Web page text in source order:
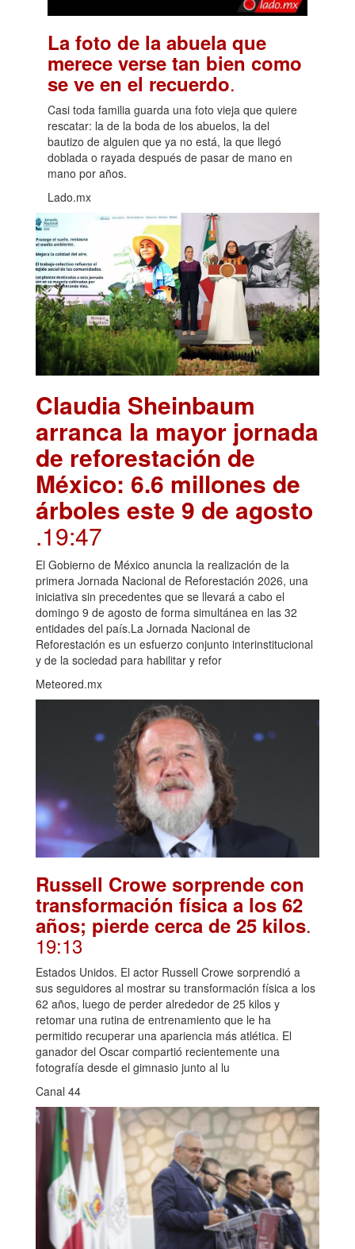
La foto de la abuela que
merece verse tan bien como
se ve en el recuerdo.
Casi toda familia guarda una foto vieja que quiere
rescatar: la de la boda de los abuelos, la del
bautizo de alguien que ya no está, la que llegó
doblada o rayada después de pasar de mano en
mano por años.
Lado.mx
Claudia Sheinbaum
arranca la mayor jornada
de reforestación de
México: 6.6 millones de
árboles este 9 de agosto
.19:47
El Gobierno de México anuncia la realización de la
primera Jornada Nacional de Reforestación 2026, una
iniciativa sin precedentes que se llevará a cabo el
domingo 9 de agosto de forma simultánea en las 32
entidades del país.La Jornada Nacional de
Reforestación es un esfuerzo conjunto interinstitucional
y de la sociedad para habilitar y refor
Meteored.mx
Russell Crowe sorprende con
transformación física a los 62
años; pierde cerca de 25 kilos.
19:13
Estados Unidos. El actor Russell Crowe sorprendió a
sus seguidores al mostrar su transformación física a los
62 años, luego de perder alrededor de 25 kilos y
retomar una rutina de entrenamiento que le ha
permitido recuperar una apariencia más atlética. El
ganador del Oscar compartió recientemente una
fotografía desde el gimnasio junto al lu
Canal 44